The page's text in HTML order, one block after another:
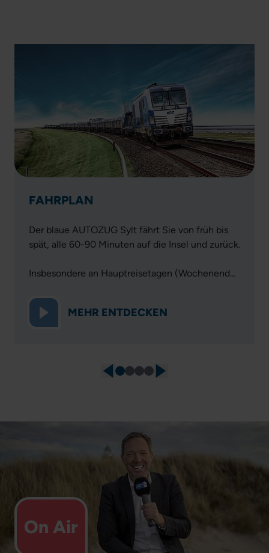
FAHRPLAN
Der blaue AUTOZUG Sylt fährt Sie von früh bis
spät, alle 60-90 Minuten auf die Insel und zurück.
Insbesondere an Hauptreisetagen (Wochenende,
den Online-Ticketkauf mit Reservierung.
MEHR ENTDECKEN
On Air